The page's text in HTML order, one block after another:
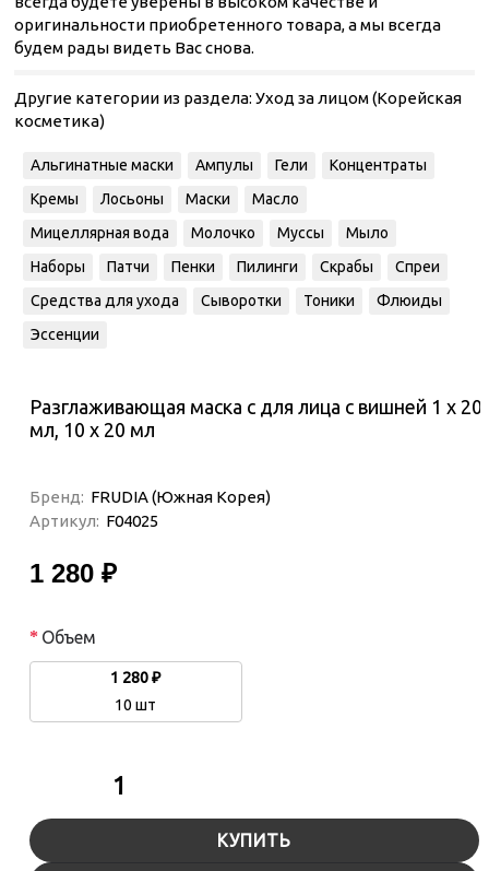
оригинальности приобретенного товара, а мы всегда
будем рады видеть Вас снова.
Другие категории из раздела: Уход за лицом (Корейская
косметика)
Альгинатные маски Ампулы Гели
Концентраты
Кремы
Лосьоны Маски
Масло
Мицеллярная вода
Молочко Муссы
Мыло
Наборы
Патчи Пенки Пилинги Скрабы
Спреи
Средства для ухода
Сыворотки Тоники
Флюиды
Эссенции
Разглаживающая маска с для лица с вишней 1 х 20
мл, 10 х 20 мл
Бренд: FRUDIA (Южная Корея)
Артикул: F04025
1 280 ₽
Объем
1 280 ₽
10 шт
КУПИТЬ